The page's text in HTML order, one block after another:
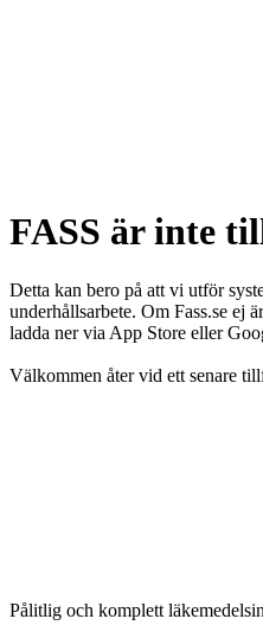
FASS är inte
Detta kan bero på att vi utför
underhållsarbete. Om Fass.se ej
ladda ner via App Store eller
Välkommen åter vid ett senare
Pålitlig och komplett